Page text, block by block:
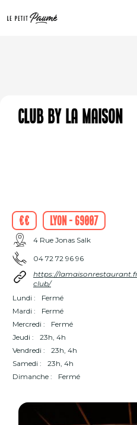
Club by La Maison
€€ Lyon - 69007
4 Rue Jonas Salk
04 72 72 96 96
https://
club/
Lundi :
Fermé
Mardi :
Fermé
Mercredi :
Fermé
Jeudi :
23h, 4h
Vendredi :
23h, 4h
Samedi :
23h, 4h
Dimanche :
Fermé